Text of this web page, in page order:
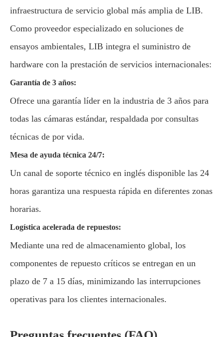
infraestructura de servicio global más amplia de LIB.
Como proveedor especializado en soluciones de
ensayos ambientales, LIB integra el suministro de
hardware con la prestación de servicios internacionales:
Garantía de 3 años:
Ofrece una garantía líder en la industria de 3 años para
todas las cámaras estándar, respaldada por consultas
técnicas de por vida.
Mesa de ayuda técnica 24/7:
Un canal de soporte técnico en inglés disponible las 24
horas garantiza una respuesta rápida en diferentes zonas
horarias.
Logística acelerada de repuestos:
Mediante una red de almacenamiento global, los
componentes de repuesto críticos se entregan en un
plazo de 7 a 15 días, minimizando las interrupciones
operativas para los clientes internacionales.